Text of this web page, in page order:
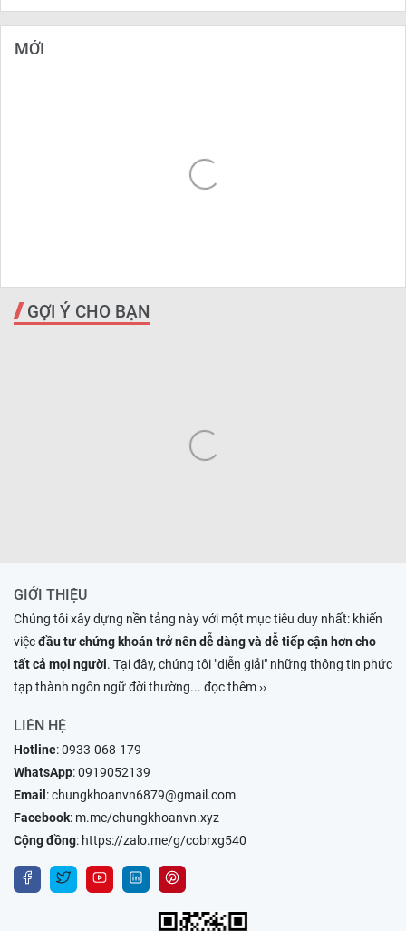
MỚI
GỢI Ý CHO BẠN
GIỚI THIỆU
Chúng tôi xây dựng nền tảng này với một mục tiêu duy nhất: khiến
việcđầu tư chứng khoán trở nên dễ dàng và dễ tiếp cận hơn cho
tất cả mọi người. Tại đây, chúng tôi "diễn giải" những thông tin phức
tạp thành ngôn ngữ đời thường... đọc thêm ››
LIÊN HỆ
Hotline:0933-068-179
WhatsApp:0919052139
Email :chungkhoanvn6879@gmail.com
Facebook: m.me/chungkhoanvn.xyz
Cộng đồng: https://zalo.me/g/cobrxg540